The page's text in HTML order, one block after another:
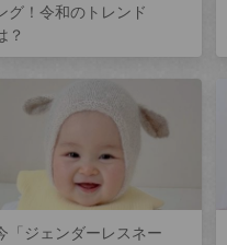
グ！令和のトレンド
？
「ジェンダーレスネー